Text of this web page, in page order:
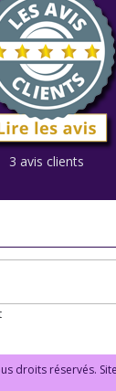
3 avis clients
droits réservés.